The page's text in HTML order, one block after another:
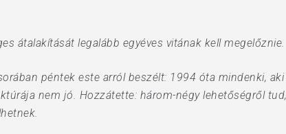
átalakítását legalább egyéves vitának kell megelőznie.
péntek este arról beszélt: 1994 óta mindenki,
nem jó. Hozzátette: három-négy lehetőségről